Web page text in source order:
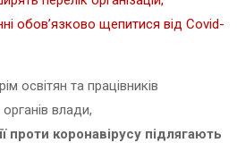
обов’язково щепитися від Covid-
освітян та працівників
влади,
проти коронавірусу підлягають